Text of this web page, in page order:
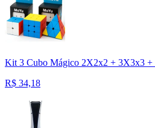
Kit 3 Cubo Mágico 2X2x2 + 3X3x3 +
R$ 34,18